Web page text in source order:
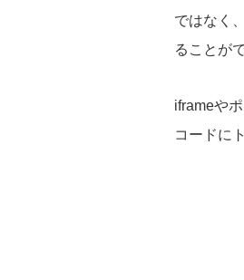
ではなく
ることが
iframeや
コードに